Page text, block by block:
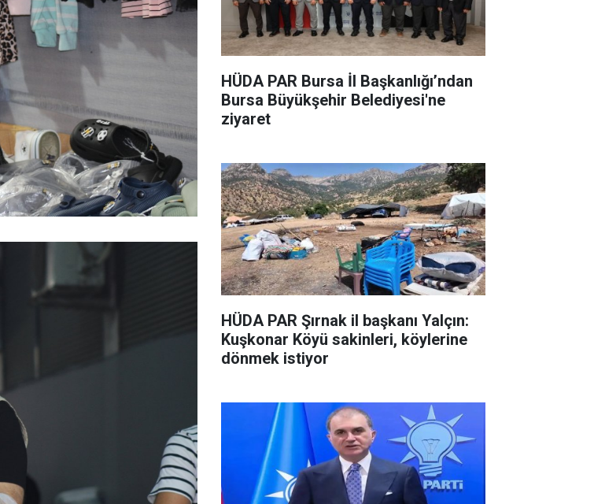
HÜDA PAR Bursa İl Başkanlığı’ndan
Bursa Büyükşehir Belediyesi'ne
ziyaret
HÜDA PAR Şırnak il başkanı Yalçın:
Kuşkonar Köyü sakinleri, köylerine
dönmek istiyor